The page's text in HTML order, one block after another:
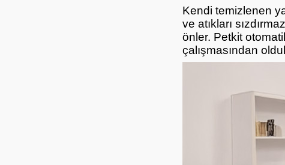
Kendi temizlenen
ve atıkları
önler. Petkit
çalışmasından